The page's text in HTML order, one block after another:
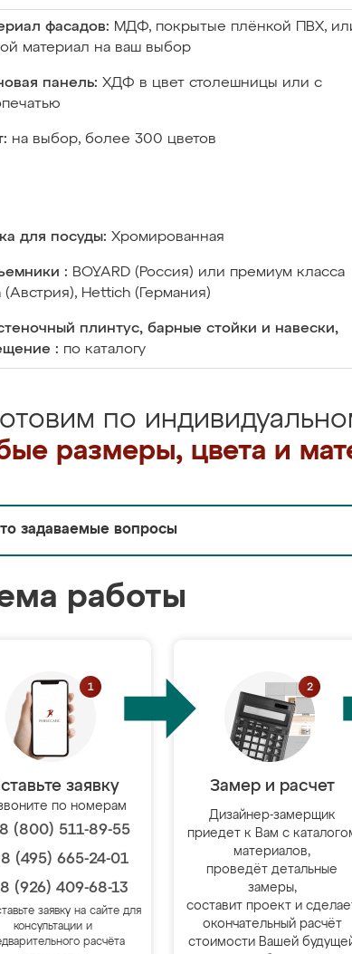
фасадов: МДФ, покрытые плёнкой ПВХ,
материал на ваш выбор
панель: ХДФ в цвет столешницы или с
на выбор, более 300 цветов
для посуды: Хромированная
: BOYARD (Россия) или премиум класса
(Австрия), Hettich (Германия)
плинтус, барные стойки и навески,
: по каталогу
по
размеры, цвета и
задаваемые вопросы
работы
заявку
по номерам
8 (800) 511-89-55
8 (495) 665-24-01
8 (926) 409-68-13
заявку на сайте для
консультации и
расчёта
Замер и расчет
Дизайнер-замерщик
приедет к Вам с
материалов,
проведёт детальные
замеры,
составит проект и
окончательный расчёт
стоимости Вашей